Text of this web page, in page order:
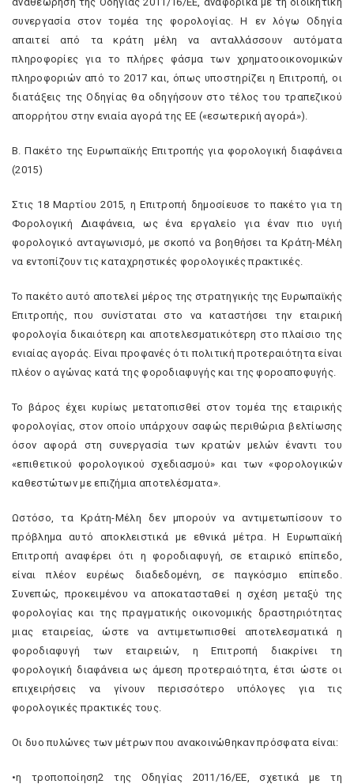
συνεργασία στον τομέα της φορολογίας. Η εν λόγω Οδηγία
απαιτεί από τα κράτη μέλη να ανταλλάσσουν αυτόματα
πληροφορίες για το πλήρες φάσμα των χρηματοοικονομικών
πληροφοριών από το 2017 και, όπως υποστηρίζει η Επιτροπή, οι
διατάξεις της Οδηγίας θα οδηγήσουν στο τέλος του τραπεζικού
απορρήτου στην ενιαία αγορά της ΕΕ («εσωτερική αγορά»).
Β. Πακέτο της Ευρωπαϊκής Επιτροπής για φορολογική διαφάνεια
(2015)
Στις 18 Μαρτίου 2015, η Επιτροπή δημοσίευσε το πακέτο για τη
Φορολογική Διαφάνεια, ως ένα εργαλείο για έναν πιο υγιή
φορολογικό ανταγωνισμό, με σκοπό να βοηθήσει τα Κράτη-Μέλη
να εντοπίζουν τις καταχρηστικές φορολογικές πρακτικές.
Το πακέτο αυτό αποτελεί μέρος της στρατηγικής της Ευρωπαϊκής
Επιτροπής, που συνίσταται στο να καταστήσει την εταιρική
φορολογία δικαιότερη και αποτελεσματικότερη στο πλαίσιο της
ενιαίας αγοράς. Είναι προφανές ότι πολιτική προτεραιότητα είναι
πλέον ο αγώνας κατά της φοροδιαφυγής και της φοροαποφυγής.
Το βάρος έχει κυρίως μετατοπισθεί στον τομέα της εταιρικής
φορολογίας, στον οποίο υπάρχουν σαφώς περιθώρια βελτίωσης
όσον αφορά στη συνεργασία των κρατών μελών έναντι του
«επιθετικού φορολογικού σχεδιασμού» και των «φορολογικών
καθεστώτων με επιζήμια αποτελέσματα».
Ωστόσο, τα Κράτη-Μέλη δεν μπορούν να αντιμετωπίσουν το
πρόβλημα αυτό αποκλειστικά με εθνικά μέτρα. Η Ευρωπαϊκή
Επιτροπή αναφέρει ότι η φοροδιαφυγή, σε εταιρικό επίπεδο,
είναι πλέον ευρέως διαδεδομένη, σε παγκόσμιο επίπεδο.
Συνεπώς, προκειμένου να αποκατασταθεί η σχέση μεταξύ της
φορολογίας και της πραγματικής οικονομικής δραστηριότητας
μιας εταιρείας, ώστε να αντιμετωπισθεί αποτελεσματικά η
φοροδιαφυγή των εταιρειών, η Επιτροπή διακρίνει τη
φορολογική διαφάνεια ως άμεση προτεραιότητα, έτσι ώστε οι
επιχειρήσεις να γίνουν περισσότερο υπόλογες για τις
φορολογικές πρακτικές τους.
Οι δυο πυλώνες των μέτρων που ανακοινώθηκαν πρόσφατα είναι:
•η τροποποίηση2 της Οδηγίας 2011/16/EE, σχετικά με τη